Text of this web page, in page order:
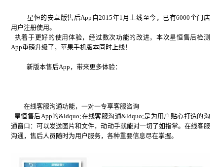
星恒的安卓版售后App自2015年1月上线至今，已有6000个门店
用户注册使用。
执着于更好的使用体验，经过数次功能的改进，本次星恒售后检测
App重磅升级了，苹果手机版本同时上线！
新版本售后App，带来更多体验：
在线客服沟通功能，一对一专享客服咨询
星恒售后App的&ldquo;在线客服沟通&ldquo;是为用户贴心打造的沟
通窗口：可以发送图片和文件，动动手就能对一切了如指掌。在线客服
沟通，售后人员随时为用户服务，各种重要信息尽在掌握。